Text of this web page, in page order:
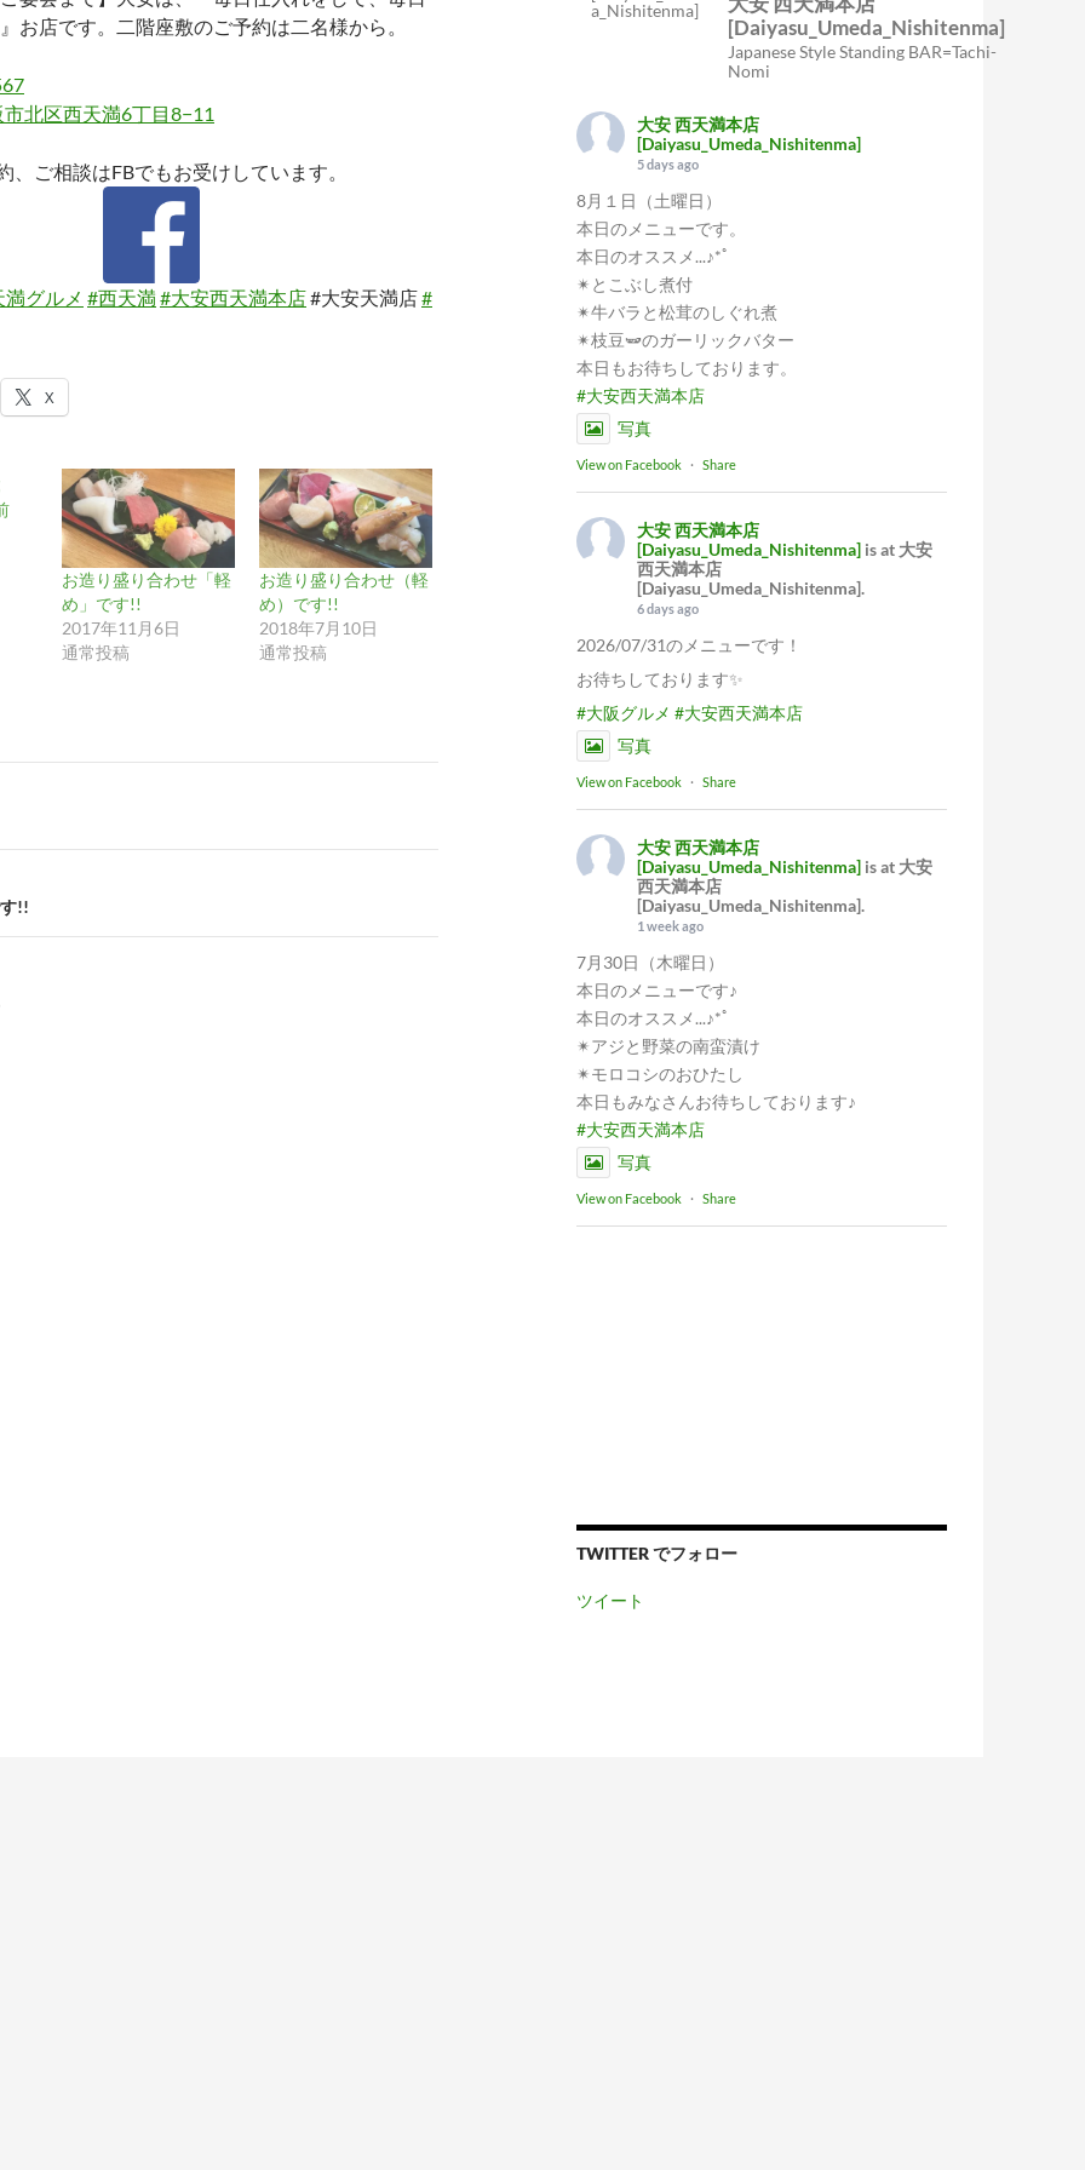
お店です。二階座敷のご予約は二名様から。
北区西天満6丁目8−11
、ご相談はFBでもお受けしています。
満グルメ #西天満#大安西天満本店#大安天満店#
X
お造り盛り合わせ「軽
め」です!!
2017年11月6日
通常投稿
お造り盛り合わせ（軽
め）です!!
2018年7月10日
通常投稿
!!
[Daiyasu_Umeda_Nishitenma]
Japanese Style Standing BAR=Tachi-
Nomi
大安 西天満本店
[Daiyasu_Umeda_Nishitenma]
5 days ago
8月１日（土曜日）
本日のメニューです。
本日のオススメ...♪*ﾟ
✴︎とこぶし煮付
✴︎牛バラと松茸のしぐれ煮
✴︎枝豆🫛のガーリックバター
本日もお待ちしております。
#大安西天満本店
写真
View on Facebook · Share
大安 西天満本店
[Daiyasu_Umeda_Nishitenma] is at 大安
西天満本店
[Daiyasu_Umeda_Nishitenma].
6 days ago
2026/07/31のメニューです！
お待ちしております✨
#大阪グルメ #大安西天満本店
写真
View on Facebook · Share
大安 西天満本店
[Daiyasu_Umeda_Nishitenma] is at 大安
西天満本店
[Daiyasu_Umeda_Nishitenma].
1 week ago
7月30日（木曜日）
本日のメニューです♪
本日のオススメ...♪*ﾟ
✴︎アジと野菜の南蛮漬け
✴︎モロコシのおひたし
本日もみなさんお待ちしております♪
#大安西天満本店
写真
View on Facebook · Share
TWITTER でフォロー
ツイート